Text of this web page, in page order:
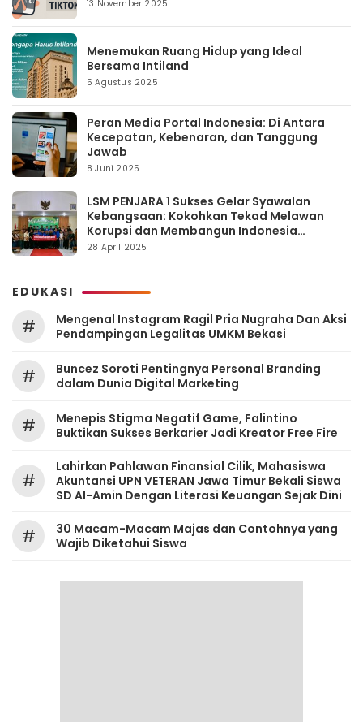
13 November 2025
Menemukan Ruang Hidup yang Ideal
Bersama Intiland
5 Agustus 2025
Peran Media Portal Indonesia: Di Antara
Kecepatan, Kebenaran, dan Tanggung
Jawab
8 Juni 2025
LSM PENJARA 1 Sukses Gelar Syawalan
Kebangsaan: Kokohkan Tekad Melawan
Korupsi dan Membangun Indonesia
Berintegritas
28 April 2025
EDUKASI
#
Mengenal Instagram Ragil Pria Nugraha Dan Aksi
Pendampingan Legalitas UMKM Bekasi
#
‎Buncez Soroti Pentingnya Personal Branding
dalam Dunia Digital Marketing
#
Menepis Stigma Negatif Game, Falintino
Buktikan Sukses Berkarier Jadi Kreator Free Fire
#
Lahirkan Pahlawan Finansial Cilik, Mahasiswa
Akuntansi UPN VETERAN Jawa Timur Bekali Siswa
SD Al-Amin Dengan Literasi Keuangan Sejak Dini
#
30 Macam-Macam Majas dan Contohnya yang
Wajib Diketahui Siswa